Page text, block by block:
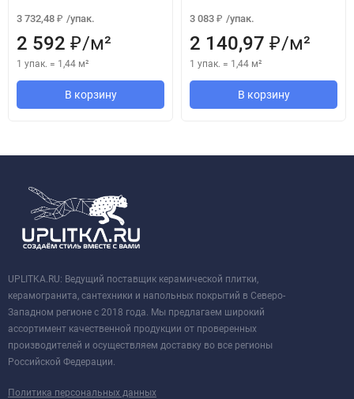
3 732,48 ₽ /упак.
2 592 ₽/м²
1 упак. = 1,44 м²
В корзину
3 083 ₽ /упак.
2 140,97 ₽/м²
1 упак. = 1,44 м²
В корзину
UPLITKA.RU: Ведущий поставщик керамической плитки,
керамогранита, сантехники и напольных покрытий в Северо-
Западном регионе с 2018 года. Мы предлагаем широкий
ассортимент качественной продукции от проверенных
производителей и осуществляем доставку во все регионы
Российской Федерации.
Политика персональных данных